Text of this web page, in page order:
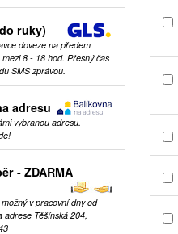
ruky)
doveze na předem
8 - 18 hod. Přesný čas
SMS zprávou.
adresu
vybranou adresu.
- ZDARMA
v pracovní dny od
adrese Těšínská 204,